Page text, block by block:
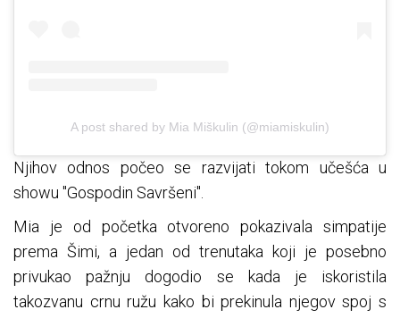
A post shared by Mia Miškulin (@miamiskulin)
Njihov odnos počeo se razvijati tokom učešća u
showu "Gospodin Savršeni".
Mia je od početka otvoreno pokazivala simpatije
prema Šimi, a jedan od trenutaka koji je posebno
privukao pažnju dogodio se kada je iskoristila
takozvanu crnu ružu kako bi prekinula njegov spoj s